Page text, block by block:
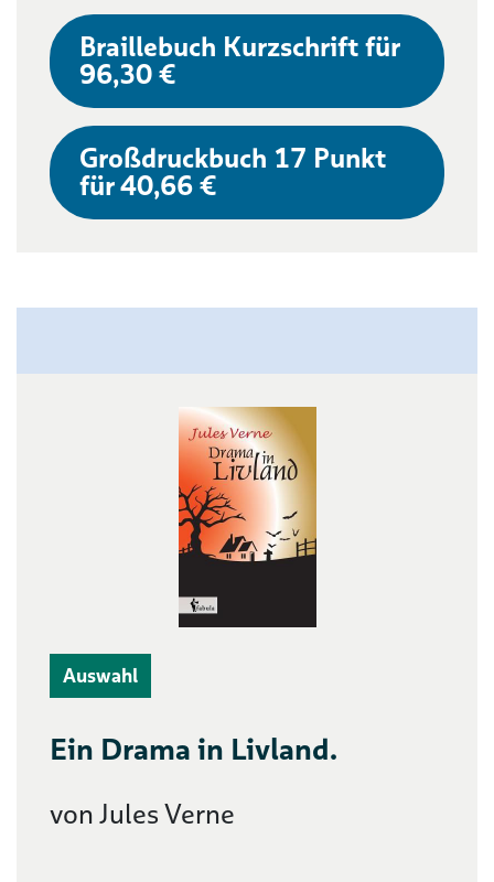
Braillebuch Kurzschrift für
96,30 €
Großdruckbuch 17 Punkt
für 40,66 €
Auswahl
Ein Drama in Livland.
von Jules Verne